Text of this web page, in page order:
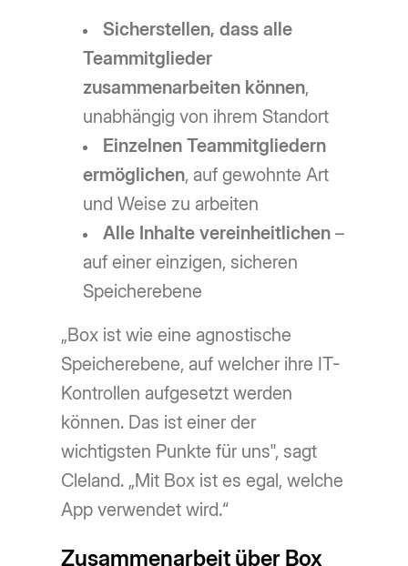
Sicherstellen, dass alle
Teammitglieder
zusammenarbeiten können,
unabhängig von ihrem Standort
Einzelnen Teammitgliedern
ermöglichen, auf gewohnte Art
und Weise zu arbeiten
Alle Inhalte vereinheitlichen –
auf einer einzigen, sicheren
Speicherebene
„Box ist wie eine agnostische
Speicherebene, auf welcher ihre IT-
Kontrollen aufgesetzt werden
können. Das ist einer der
wichtigsten Punkte für uns", sagt
Cleland. „Mit Box ist es egal, welche
App verwendet wird.“
Zusammenarbeit über Box